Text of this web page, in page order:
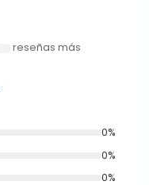
reseñas más
0%
0%
0%